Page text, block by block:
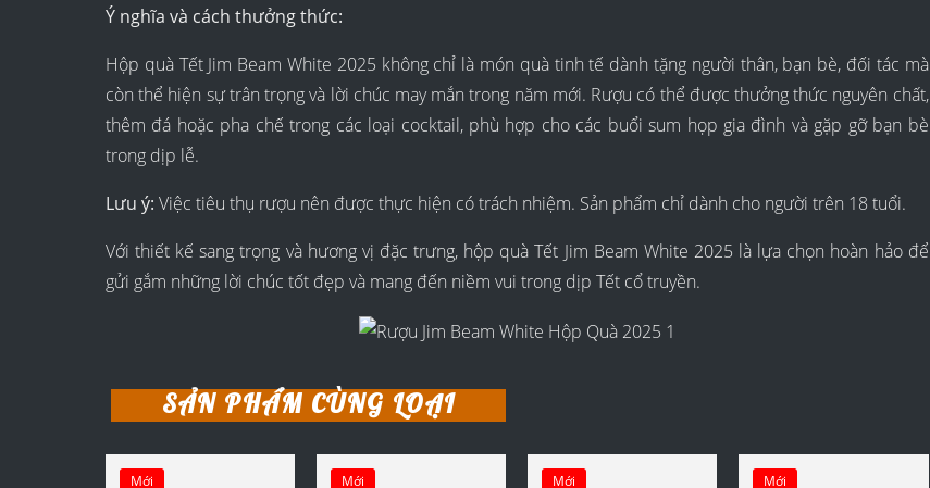
Ý nghĩa và cách thưởng thức:
Hộp quà Tết Jim Beam White 2025 không chỉ là món quà tinh tế dành tặng người thân, bạn bè, đối tác mà
còn thể hiện sự trân trọng và lời chúc may mắn trong năm mới. Rượu có thể được thưởng thức nguyên chất,
thêm đá hoặc pha chế trong các loại cocktail, phù hợp cho các buổi sum họp gia đình và gặp gỡ bạn bè
trong dịp lễ.
Lưu ý: Việc tiêu thụ rượu nên được thực hiện có trách nhiệm. Sản phẩm chỉ dành cho người trên 18 tuổi.
Với thiết kế sang trọng và hương vị đặc trưng, hộp quà Tết Jim Beam White 2025 là lựa chọn hoàn hảo để
gửi gắm những lời chúc tốt đẹp và mang đến niềm vui trong dịp Tết cổ truyền.
SẢN PHẨM CÙNG LOẠI
Mới Mới Mới Mới